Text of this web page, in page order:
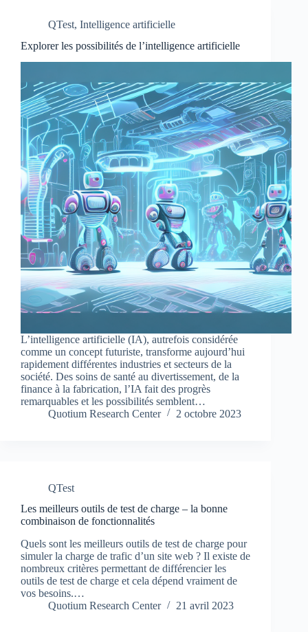
QTest, Intelligence artificielle
Explorer les possibilités de l’intelligence artificielle
L’intelligence artificielle (IA), autrefois considérée
comme un concept futuriste, transforme aujourd’hui
rapidement différentes industries et secteurs de la
société. Des soins de santé au divertissement, de la
finance à la fabrication, l’IA fait des progrès
remarquables et les possibilités semblent…
Quotium Research Center
2 octobre 2023
QTest
Les meilleurs outils de test de charge – la bonne
combinaison de fonctionnalités
Quels sont les meilleurs outils de test de charge pour
simuler la charge de trafic d’un site web ? Il existe de
nombreux critères permettant de différencier les
outils de test de charge et cela dépend vraiment de
vos besoins.…
Quotium Research Center
21 avril 2023